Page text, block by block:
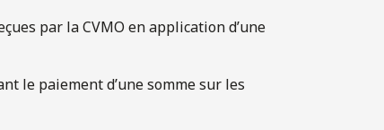
par la CVMO en application d’une
le paiement d’une somme sur les